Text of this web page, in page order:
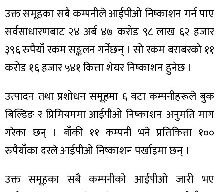
उक्त समूहका सबै कम्पनीले आईपीओ निष्काशन गर्न पाए
सर्वसाधारणबाट २४ अर्ब ४७ करोड ९८ लाख ६२ हजार
३९६ रुपैयाँ रकम सङ्कलन गर्नेछन् । सो रकम बराबरको ११
करोड १६ हजार ५४१ कित्ता शेयर निष्काशन हुनेछ ।
उत्पादन तथा प्रशोधन समूहमा ६ वटा कम्पनीहरूले बुक
बिल्डिङ र प्रिमियममा आईपीओ निष्काशन अनुमति माग
गरेका छन् । बाँकी ११ कम्पनी भने प्रतिकित्ता १००
रुपैयाँका दरले आईपीओ निष्काशन पर्खाइमा छन् ।
उक्त समूहका सबै कम्पनीको आईपीओ जारी भए